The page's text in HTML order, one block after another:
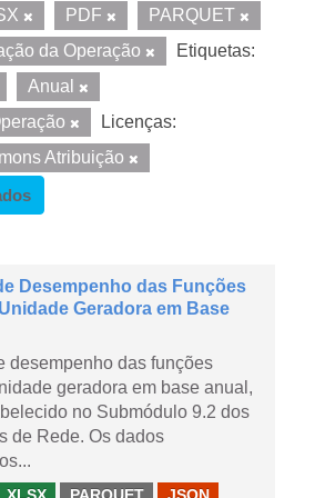
PDF
PARQUET
da Operação
Etiquetas:
Anual
Licenças:
Atribuição
Desempenho das Funções
Geradora em Base
desempenho das funções
geradora em base anual,
no Submódulo 9.2 dos
de Rede. Os dados